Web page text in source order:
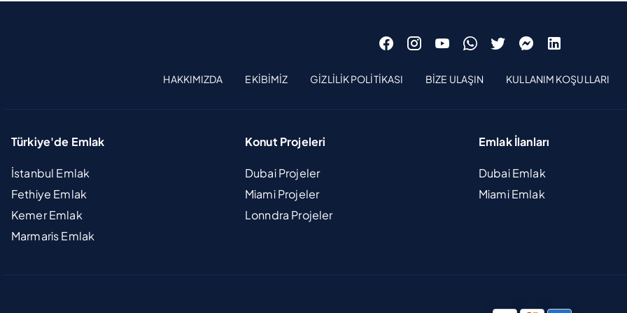
HAKKIMIZDA EKIBIMIZ GIZLILIK POLITIKASI BIZE ULAŞIN KULLANIM KOŞULLARI
Türkiye'de Emlak
İstanbul Emlak
Fethiye Emlak
Kemer Emlak
Marmaris Emlak
Konut Projeleri
Dubai Projeler
Miami Projeler
Lonndra Projeler
Emlak İlanları
Dubai Emlak
Miami Emlak